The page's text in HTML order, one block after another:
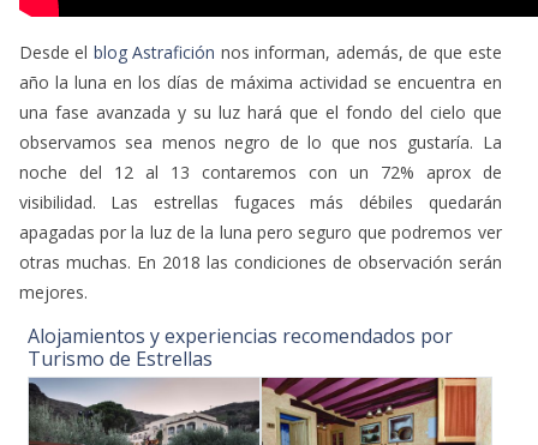
año la luna en los días de máxima actividad se encuentra en
observamos sea menos negro de lo que nos gustaría. La
noche del 12 al 13 contaremos con un 72% aprox de
visibilidad. Las estrellas fugaces más débiles quedarán
apagadas por la luz de la luna pero seguro que podremos ver
otras muchas. En 2018 las condiciones de observación serán
Turismo de Estrellas